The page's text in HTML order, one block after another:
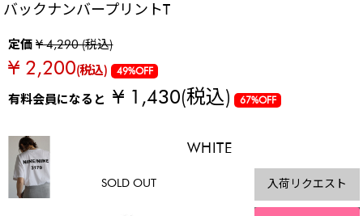
バックナンバープリントT
定価¥ 4,290 (税込)
¥ 2,200(税込) 49%OFF
有料会員になると¥ 1,430(税込) 67%OFF
WHITE
SOLD OUT 入荷リクエスト